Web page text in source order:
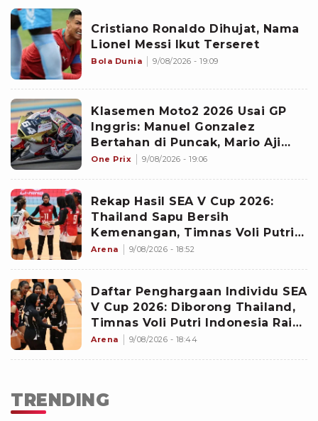
Cristiano Ronaldo Dihujat, Nama
Lionel Messi Ikut Terseret
Bola Dunia 9/08/2026 - 19:09
Klasemen Moto2 2026 Usai GP
Inggris: Manuel Gonzalez
Bertahan di Puncak, Mario Aji
Jadi Juru Kunci
One Prix 9/08/2026 - 19:06
Rekap Hasil SEA V Cup 2026:
Thailand Sapu Bersih
Kemenangan, Timnas Voli Putri
Indonesia Stagnan
Arena 9/08/2026 - 18:52
Daftar Penghargaan Individu SEA
V Cup 2026: Diborong Thailand,
Timnas Voli Putri Indonesia Raih
1 Gelar Terbaik
Arena 9/08/2026 - 18:44
TRENDING